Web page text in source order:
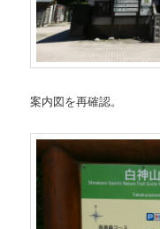
案内図を再確認。